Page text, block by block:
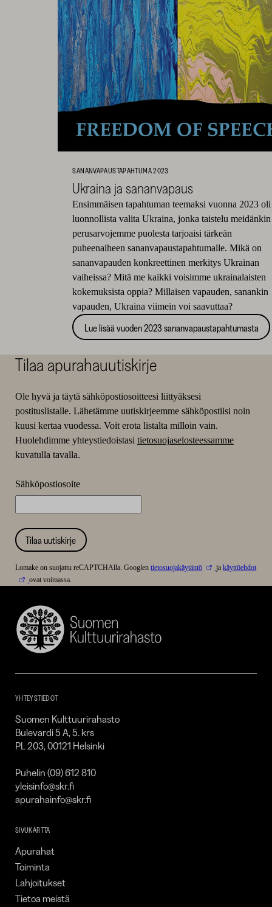
SANANVAPAUSTAPAHTUMA 2023
Ukraina ja sananvapaus
Ensimmäisen tapahtuman teemaksi vuonna 2023 oli
luonnollista valita Ukraina, jonka taistelu meidänkin
perusarvojemme puolesta tarjoaisi tärkeän
puheenaiheen sananvapaustapahtumalle. Mikä on
sananvapauden konkreettinen merkitys Ukrainan
vaiheissa? Mitä me kaikki voisimme ukrainalaisten
kokemuksista oppia? Millaisen vapauden, sanankin
vapauden, Ukraina viimein voi saavuttaa?
Lue lisää vuoden 2023 sananvapaustapahtumasta
Tilaa apurahauutiskirje
Ole hyvä ja täytä sähköpostiosoitteesi liittyäksesi
postituslistalle. Lähetämme uutiskirjeemme sähköpostiisi noin
kuusi kertaa vuodessa. Voit erota listalta milloin vain.
Huolehdimme yhteystiedoistasi tietosuojaselosteessamme
kuvatulla tavalla.
Sähköpostiosoite
Tilaa uutiskirje
Lomake on suojattu reCAPTCHAlla. Googlen tietosuojakäytäntö jakäyttöehdot
ovat voimassa.
Suomen
Kulttuurirahasto
YHTEYSTIEDOT
Suomen Kulttuurirahasto
Bulevardi 5 A, 5. krs
PL 203, 00121 Helsinki
Puhelin (09) 612 810
yleisinfo@skr.fi
apurahainfo@skr.fi
SIVUKARTTA
Apurahat
Toiminta
Lahjoitukset
Tietoa meistä